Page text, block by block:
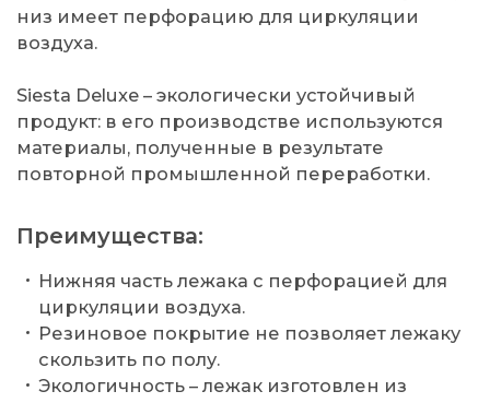
низ имеет перфорацию для циркуляции
воздуха.
Siesta Deluxe – экологически устойчивый
продукт: в его производстве используются
материалы, полученные в результате
повторной промышленной переработки.
Преимущества:
Нижняя часть лежака с перфорацией для
циркуляции воздуха.
Резиновое покрытие не позволяет лежаку
скользить по полу.
Экологичность – лежак изготовлен из